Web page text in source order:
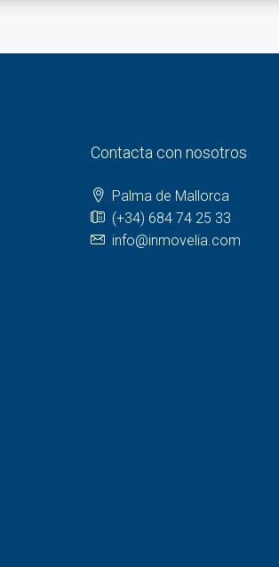
Contacta con nosotros
Palma de Mallorca
(+34) 684 74 25 33
info@inmovelia.com